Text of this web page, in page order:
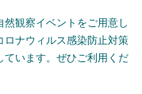
観察イベントをご用意し
ロナウィルス感染防止対策
ています。ぜひご利用くだ